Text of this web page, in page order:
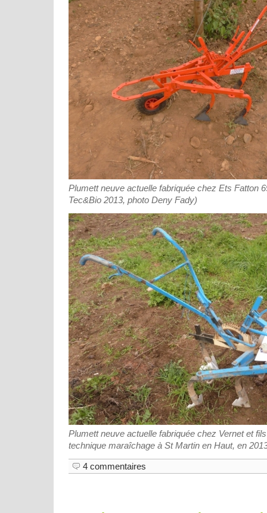
Plumett neuve actuelle fabriquée chez Ets Fatton
Tec&Bio 2013, photo Deny Fady)
Plumett neuve actuelle fabriquée chez Vernet et
technique maraîchage à St Martin en Haut, en
4 commentaires